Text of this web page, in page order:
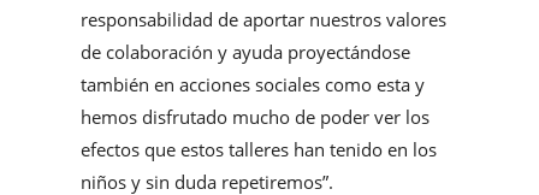
responsabilidad de aportar nuestros valores
de colaboración y ayuda proyectándose
también en acciones sociales como esta y
hemos disfrutado mucho de poder ver los
efectos que estos talleres han tenido en los
niños y sin duda repetiremos”.